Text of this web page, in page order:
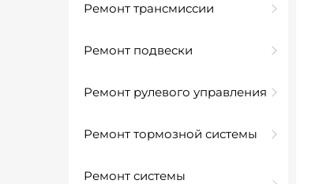
Ремонт трансмиссии
Ремонт подвески
Ремонт рулевого управления
Ремонт тормозной системы
Ремонт системы